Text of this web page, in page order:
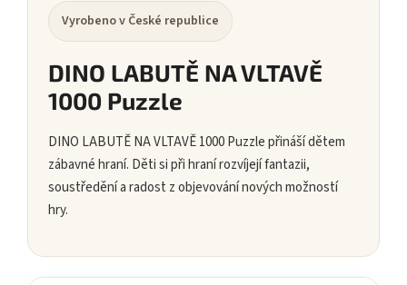
Vyrobeno v České republice
DINO LABUTĚ NA VLTAVĚ
1000 Puzzle
DINO LABUTĚ NA VLTAVĚ 1000 Puzzle přináší dětem
zábavné hraní. Děti si při hraní rozvíjejí fantazii,
soustředění a radost z objevování nových možností
hry.